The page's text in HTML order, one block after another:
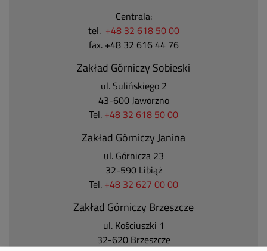
Centrala:
tel. +48 32 618 50 00
fax. +48 32 616 44 76
Zakład Górniczy Sobieski
ul. Sulińskiego 2
43-600 Jaworzno
Tel. +48 32 618 50 00
Zakład Górniczy Janina
ul. Górnicza 23
32-590 Libiąż
Tel. +48 32 627 00 00
Zakład Górniczy Brzeszcze
ul. Kościuszki 1
32-620 Brzeszcze